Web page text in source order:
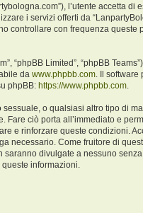
l’utente accetta
i servizi offerti da
controllare con frequenza queste
“phpBB Limited”, “phpBB
da www.phpbb.com . Il
phpBB: https://www.phpbb.com
o qualsiasi altro tipo di
ciò porta all’immediato e
e rinforzare queste condizioni.
necessario. Come fruitore di
divulgate a nessuno
informazioni.